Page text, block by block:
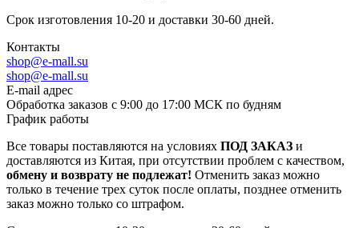
Срок изготовления 10-20 и доставки 30-60 дней.
Контакты
shop@e-mall.su
shop@e-mall.su
E-mail адрес
Обработка заказов с 9:00 до 17:00 МСК по будням
График работы
Все товары поставляются на условиях ПОД ЗАКАЗ и
доставляются из Китая, при отсутствии проблем с качеством,
обмену и возврату не подлежат! Отменить заказ можно
только в течение трех суток после оплаты, позднее отменить
заказ можно только со штрафом.